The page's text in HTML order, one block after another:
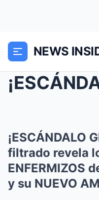
NEWS
¡ESCÁNDALO
filtrado revela
ENFERMIZOS
y su NUEVO